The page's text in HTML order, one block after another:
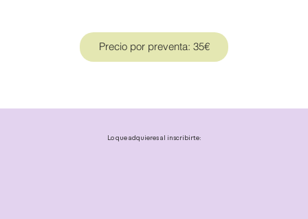
Precio por preventa: 35€
Lo que adquieres al inscribirte: